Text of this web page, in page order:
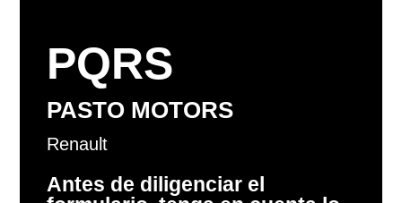
PQRS
PASTO MOTORS
Renault
Antes de diligenciar el